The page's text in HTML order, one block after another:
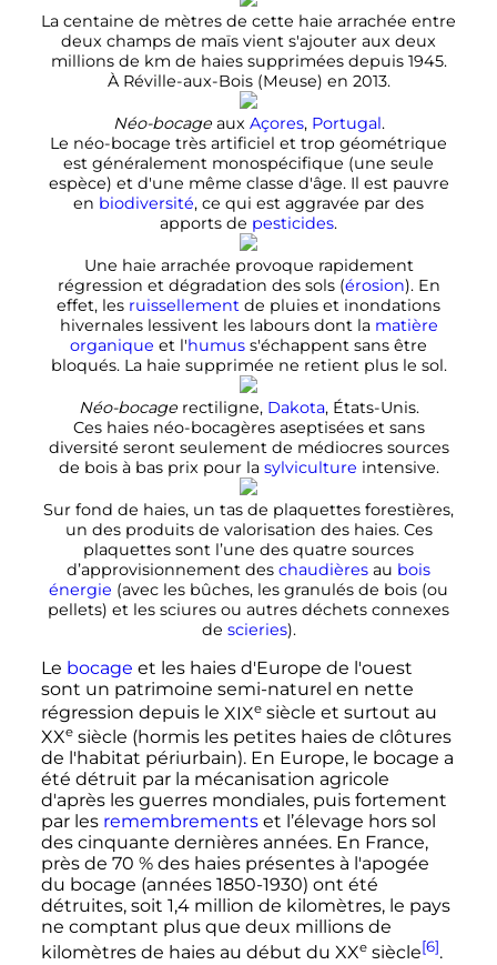
La centaine de mètres de cette haie arrachée entre
deux champs de maïs vient s'ajouter aux deux
millions de km de haies supprimées depuis 1945.
À Réville-aux-Bois (Meuse) en 2013.
Néo-bocageaux Açores, Portugal.
Le néo-bocage très artificiel et trop géométrique
est généralement monospécifique (une seule
espèce) et d'une même classe d'âge. Il est pauvre
en biodiversité, ce qui est aggravée par des
apports de pesticides.
Une haie arrachée provoque rapidement
régression et dégradation des sols (érosion). En
effet, les ruissellement de pluies et inondations
hivernales lessivent les labours dont la matière
organique et l'humus s'échappent sans être
bloqués. La haie supprimée ne retient plus le sol.
Néo-bocagerectiligne, Dakota, États-Unis.
Ces haies néo-bocagères aseptisées et sans
diversité seront seulement de médiocres sources
de bois à bas prix pour la sylviculture intensive.
Sur fond de haies, un tas de plaquettes forestières,
un des produits de valorisation des haies. Ces
plaquettes sont l’une des quatre sources
d’approvisionnement des chaudières au bois
énergie (avec les bûches, les granulés de bois (ou
pellets) et les sciures ou autres déchets connexes
de scieries).
Le bocage et les haies d'Europe de l'ouest
sont un patrimoine semi-naturel en nette
régression depuis le XIXe siècle et surtout au
XXe siècle (hormis les petites haies de clôtures
de l'habitat périurbain). En Europe, le bocage a
été détruit par la mécanisation agricole
d'après les guerres mondiales, puis fortement
par les remembrementset l’élevage hors sol
des cinquante dernières années. En France,
près de 70 % des haies présentes à l'apogée
du bocage (années 1850-1930) ont été
détruites, soit 1,4 million de kilomètres, le pays
ne comptant plus que deux millions de
kilomètres de haies au début du XXe siècle[6].